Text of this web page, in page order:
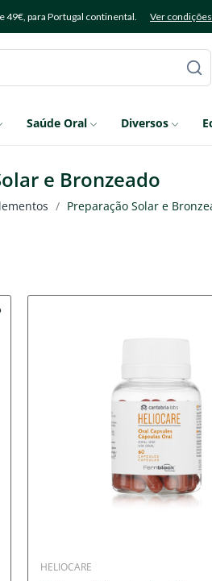
49€, para Portugal continental. Ver
Saúde Oral Diversos
e Bronzeado
Preparação Solar e
HELIOCARE